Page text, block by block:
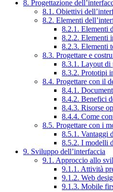
8. Progettazione
8.1. Obiettivi
8.2. Elementi
8.2.1. Elementi
8.2.2. Elementi
8.2.3. Elementi
8.3. Progettare e
8.3.1. Layout di
8.3.2. Prototipi
8.4. Progettare con il
8.4.1.
8.4.2. Benefici
8.4.3. Risorse
8.4.4. Come
8.5. Progettare con i
8.5.1. Vantaggi
8.5.2. I modelli
9. Sviluppo dell’interfaccia
9.1. Approccio allo
9.1.1. Attività
9.1.2. Web
9.1.3. Mobile